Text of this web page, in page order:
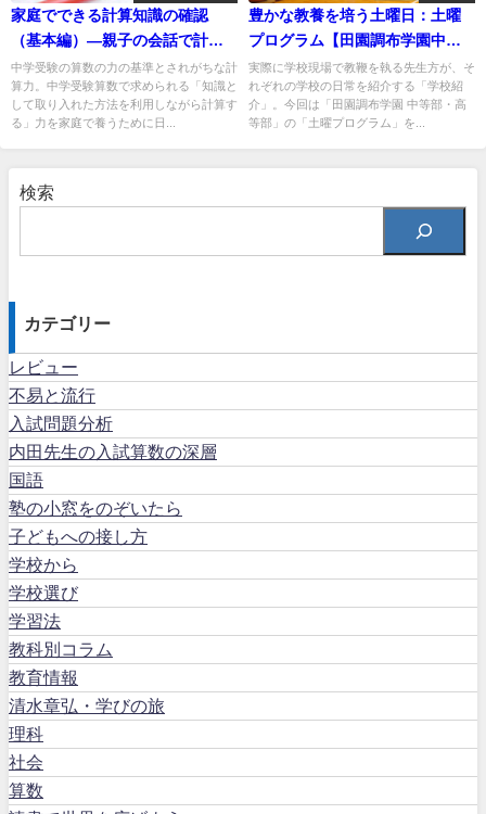
家庭でできる計算知識の確認
（基本編）―親子の会話で計算
手法を確認する
中学受験の算数の力の基準とされがちな計
算力。中学受験算数で求められる「知識と
して取り入れた方法を利用しながら計算す
る」力を家庭で養うために日...
豊かな教養を培う土曜日：土曜
プログラム【田園調布学園中等
部・高等部】
実際に学校現場で教鞭を執る先生方が、そ
れぞれの学校の日常を紹介する「学校紹
介」。今回は「田園調布学園 中等部・高
等部」の「土曜プログラム」を...
検索
カテゴリー
レビュー
不易と流行
入試問題分析
内田先生の入試算数の深層
国語
塾の小窓をのぞいたら
子どもへの接し方
学校から
学校選び
学習法
教科別コラム
教育情報
清水章弘・学びの旅
理科
社会
算数